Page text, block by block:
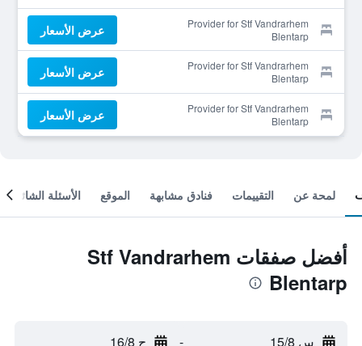
Provider for Stf Vandrarhem
Blentarp
عرض الأسعار
Provider for Stf Vandrarhem
Blentarp
عرض الأسعار
Provider for Stf Vandrarhem
Blentarp
عرض الأسعار
لمحة عن التقييمات فنادق مشابهة الموقع الأسئلة الشائعة
أفضل صفقات Stf Vandrarhem
Blentarp
س 15/8 - ح 16/8